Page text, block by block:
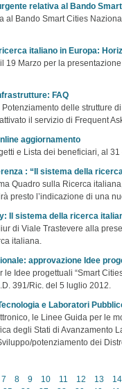
relativa al Bando
al Bando Smart Cities
italiano in Europa:
19 Marzo per la
FAQ
delle strutture
il servizio di Frequent
aggiornamento
e Lista dei beneficiari, al 31
: “Il sistema della
Quadro sulla Ricerca
presto l’indicazione di una
Il sistema della ricerca
di Viale Trastevere alla
italiana.
approvazione Idee
Idee progettuali “Smart
391/Ric. del 5 luglio 2012.
e Laboratori
le Linee Guida per le
degli Stati di Avanzamento
potenziamento dei
7 8 9 10 11 12 13 14